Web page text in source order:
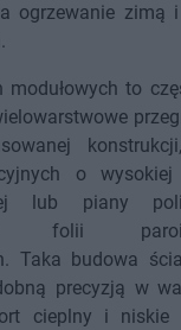
ogrzewanie zimą
to
o
lub piany
folii
Taka budowa
precyzją w
cieplny i niskie